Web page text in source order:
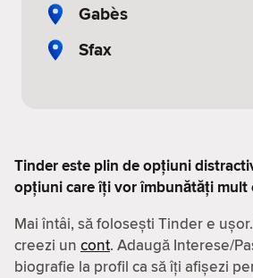
Gabès
Sfax
Tinder este plin de opțiuni
opțiuni care îți vor îmbunătăți mult
Mai întâi, să folosești Tinder e
creezi un cont. Adaugă Interese/
biografie la profil ca să îți afișezi